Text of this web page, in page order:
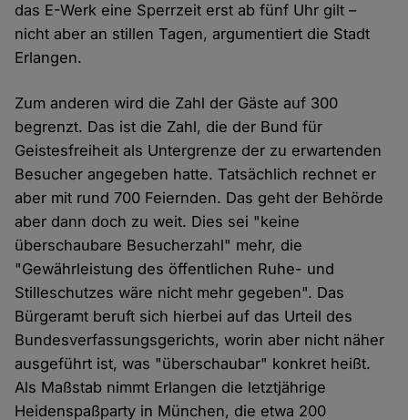
das E-Werk eine Sperrzeit erst ab fünf Uhr gilt –
nicht aber an stillen Tagen, argumentiert die Stadt
Erlangen.
Zum anderen wird die Zahl der Gäste auf 300
begrenzt. Das ist die Zahl, die der Bund für
Geistesfreiheit als Untergrenze der zu erwartenden
Besucher angegeben hatte. Tatsächlich rechnet er
aber mit rund 700 Feiernden. Das geht der Behörde
aber dann doch zu weit. Dies sei "keine
überschaubare Besucherzahl" mehr, die
"Gewährleistung des öffentlichen Ruhe- und
Stilleschutzes wäre nicht mehr gegeben". Das
Bürgeramt beruft sich hierbei auf das Urteil des
Bundesverfassungsgerichts, worin aber nicht näher
ausgeführt ist, was "überschaubar" konkret heißt.
Als Maßstab nimmt Erlangen die letztjährige
Heidenspaßparty in München, die etwa 200